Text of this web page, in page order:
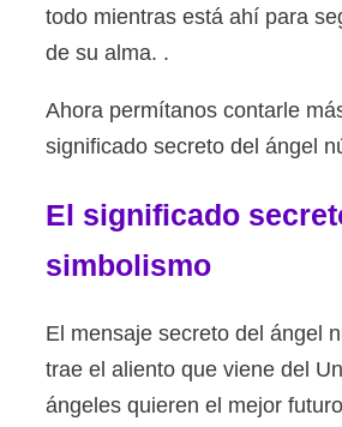
todo mientras está ahí para
de su alma. .
Ahora permítanos contarle
significado secreto del ángel
El significado
simbolismo
El mensaje secreto del ángel
trae el aliento que viene del
ángeles quieren el mejor